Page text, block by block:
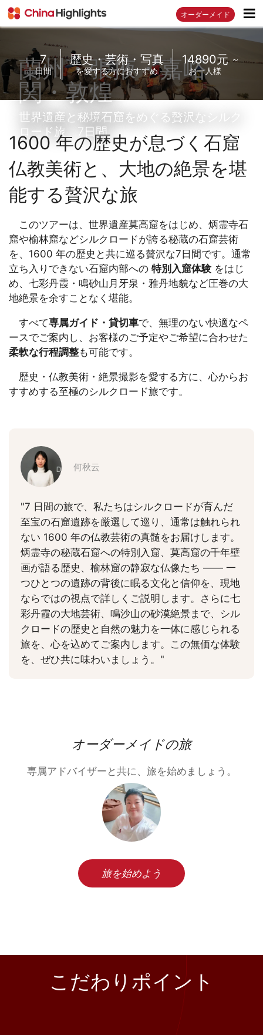
オーダーメイド
蘭州・張掖・嘉峪
関・敦煌
世界遺産と秘境石窟をめぐる贅沢なシルク
ロード旅 7日間
7
日間
歴史・芸術・写真
を愛する方におすすめ
14890元 ～
お一人様
1600 年の歴史が息づく石窟
仏教美術と、大地の絶景を堪
能する贅沢な旅
このツアーは、世界遺産莫高窟をはじめ、炳霊寺石
窟や榆林窟などシルクロードが誇る秘蔵の石窟芸術
を、1600 年の歴史と共に巡る贅沢な7日間です。通常
立ち入りできない石窟内部への 特別入窟体験をはじ
め、七彩丹霞・鳴砂山月牙泉・雅丹地貌など圧巻の大
地絶景を余すことなく堪能。
すべて専属ガイド・貸切車で、無理のない快適なペ
ースでご案内し、お客様のご予定やご希望に合わせた
柔軟な行程調整も可能です。
歴史・仏教美術・絶景撮影を愛する方に、心からお
すすめする至極のシルクロード旅です。
何秋云
"7 日間の旅で、私たちはシルクロードが育んだ
至宝の石窟遺跡を厳選して巡り、通常は触れられ
ない 1600 年の仏教芸術の真髄をお届けします。
炳霊寺の秘蔵石窟への特別入窟、莫高窟の千年壁
画が語る歴史、榆林窟の静寂な仏像たち —— 一
つひとつの遺跡の背後に眠る文化と信仰を、現地
ならではの視点で詳しくご説明します。さらに七
彩丹霞の大地芸術、鳴沙山の砂漠絶景まで、シル
クロードの歴史と自然の魅力を一体に感じられる
旅を、心を込めてご案内します。この無価な体験
を、ぜひ共に味わいましょう。"
オーダーメイドの旅
専属アドバイザーと共に、旅を始めましょう。
旅を始めよう
こだわりポイント